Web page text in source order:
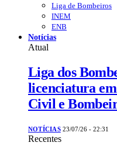
Liga de Bombeiros
INEM
ENB
Notícias
Atual
Liga dos
licenciatura
Civil e
NOTÍCIAS 23/07/26 - 22:31
Recentes